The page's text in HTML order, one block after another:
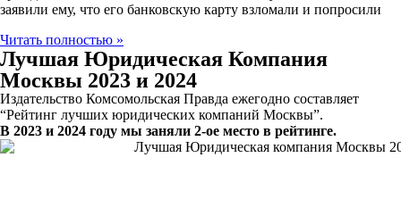
заявили ему, что его банковскую карту взломали и попросили
Читать полностью »
Лучшая Юридическая Компания
Москвы 2023 и 2024
Издательство Комсомольская Правда ежегодно составляет
“Рейтинг лучших юридических компаний Москвы”.
В 2023 и 2024 году мы заняли 2-ое место в рейтинге.